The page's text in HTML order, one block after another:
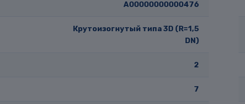
A00000000000476
Крутоизогнутый типа 3D (R=1,5
DN)
2
7